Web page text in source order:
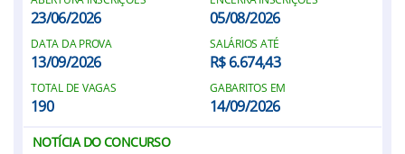
23/06/2026 05/08/2026
DATA DA PROVA
13/09/2026
SALÁRIOS ATÉ
R$ 6.674,43
TOTAL DE VAGAS
190
GABARITOS EM
14/09/2026
NOTÍCIA DO CONCURSO